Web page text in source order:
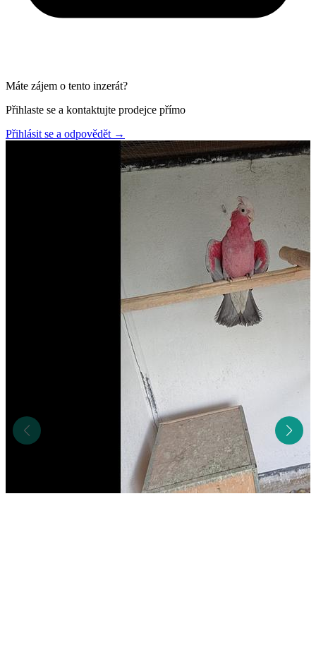
Máte zájem o tento inzerát?
Přihlaste se a kontaktujte prodejce přímo
Přihlásit se a odpovědět →